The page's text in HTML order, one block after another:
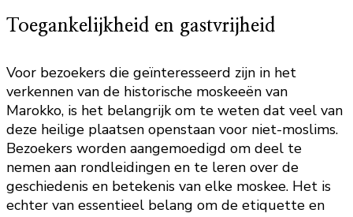
Toegankelijkheid en gastvrijheid
Voor bezoekers die geïnteresseerd zijn in het
verkennen van de historische moskeeën van
Marokko, is het belangrijk om te weten dat veel van
deze heilige plaatsen openstaan voor niet-moslims.
Bezoekers worden aangemoedigd om deel te
nemen aan rondleidingen en te leren over de
geschiedenis en betekenis van elke moskee. Het is
echter van essentieel belang om de etiquette en